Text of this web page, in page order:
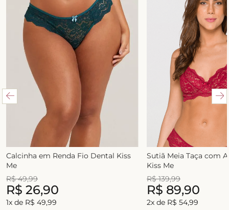
Calcinha em Renda Fio Dental Kiss
Me
R$ 49,99
R$ 26,90
1x de R$ 49,99
Sutiã Meia Taça com
Kiss Me
R$ 139,99
R$ 89,90
2x de R$ 54,99